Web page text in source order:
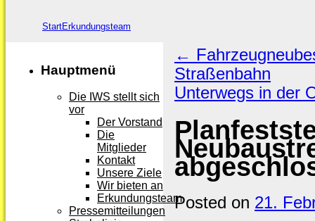
StartErkundungsteam
←
Straßenbahn
Unterwegs in der
Posted on 21.
Hauptmenü
Die IWS stellt sich
vor
Der Vorstand
Die
Mitglieder
Kontakt
Unsere Ziele
Wir bieten an
Erkundungsteam
Pressemitteilungen